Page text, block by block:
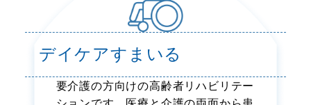
デイケアすまいる
要介護の方向けの高齢者リハビリテー